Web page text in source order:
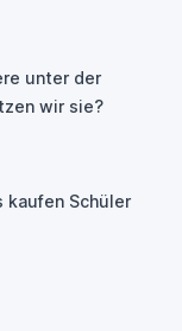
unter der
wir sie?
kaufen Schüler